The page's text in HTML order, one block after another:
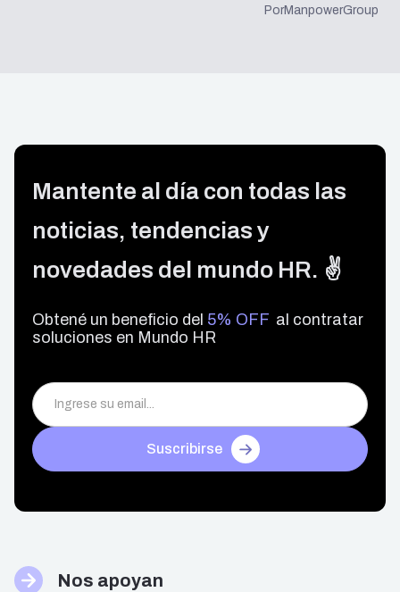
PorManpowerGroup
Mantente al día con todas las
noticias, tendencias y
novedades del mundo HR. ✌️
Obtené un beneficio del 5% OFF al contratar
soluciones en Mundo HR
Suscribirse
Nos apoyan